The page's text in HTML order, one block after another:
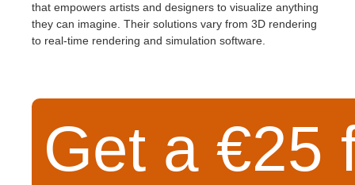
that empowers artists and designers to visualize anything
they can imagine. Their solutions vary from 3D rendering
to real-time rendering and simulation software.
Get a €25